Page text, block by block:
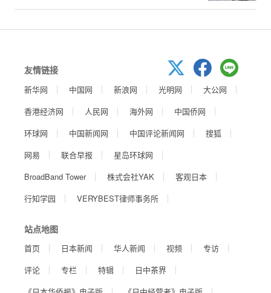
友情链接
新华网 中国网 新浪网 光明网
大公网
香港经济网
人民网 海外网
中国侨网
环球网
中国新闻网 中国评论新闻网
搜狐
网易
联合早报
星岛环球网
BroadBand Tower
株式会社YAK
客观日本
行知学园
VERYBEST律师事务所
站点地图
首页 日本新闻 华人新闻 视频
专访
评论
专栏 特辑
日中茶界